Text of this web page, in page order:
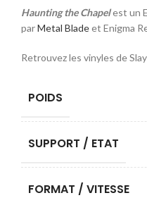
Haunting the Chapelest un
parMetal Bladeet Enigma
Retrouvez les vinyles de
POIDS
SUPPORT / ETAT
FORMAT / VITESSE